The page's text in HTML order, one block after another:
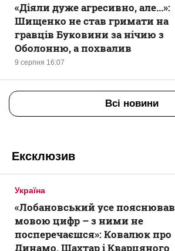
9 серпня 16:07
«Діяли дуже агресивно, але...»:
Шищенко не став гримати на
гравців Буковини за нічию з
Оболонню, а похвалив
Всі новини
Ексклюзив
Україна
«Лобановський усе пояснював
мовою цифр – з ними не
посперечаєшся»: Ковалюк про
Динамо, Шахтар і Кварцяного